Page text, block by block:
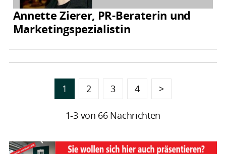
Annette Zierer, PR-Beraterin und
Marketingspezialistin
1 2 3 4 >
1-3 von 66 Nachrichten